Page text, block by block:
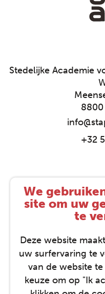
We
site om uw
te
Deze website
uw surfervaring te
van de website
keuze om op "Ik
Stedelijke Academie
8800
+32